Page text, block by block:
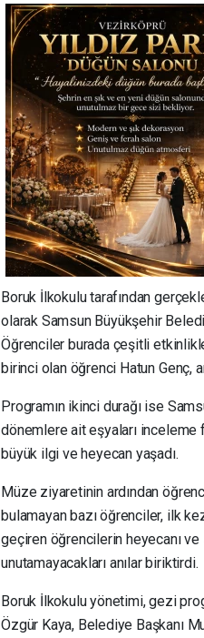
Boruk İlkokulu tarafından
olarak Samsun Büyükşehir
Öğrenciler burada çeşitli
birinci olan öğrenci Hatun Genç,
Programın ikinci durağı ise
dönemlere ait eşyaları inceleme
büyük ilgi ve heyecan yaşadı.
Müze ziyaretinin ardından
bulamayan bazı öğrenciler, ilk
geçiren öğrencilerin heyecanı
unutamayacakları anılar biriktirdi.
Boruk İlkokulu yönetimi, gezi
Özgür Kaya, Belediye Başkanı